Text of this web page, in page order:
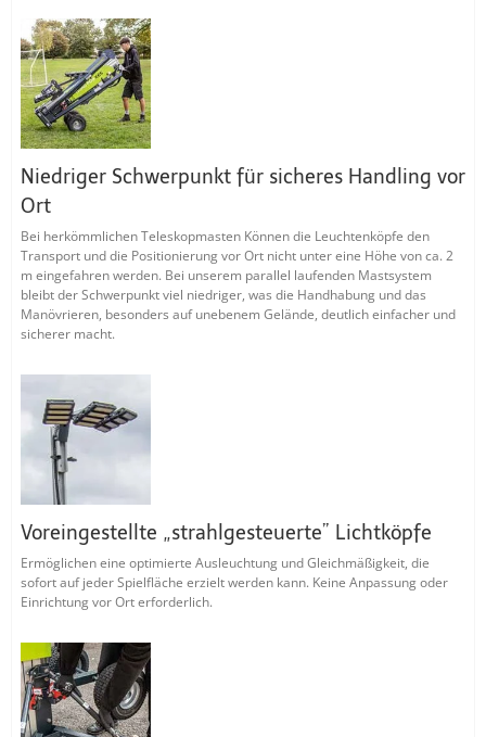
Niedriger Schwerpunkt für sicheres Handling vor
Ort
Bei herkömmlichen Teleskopmasten Können die Leuchtenköpfe den
Transport und die Positionierung vor Ort nicht unter eine Höhe von ca. 2
m eingefahren werden. Bei unserem parallel laufenden Mastsystem
bleibt der Schwerpunkt viel niedriger, was die Handhabung und das
Manövrieren, besonders auf unebenem Gelände, deutlich einfacher und
sicherer macht.
Voreingestellte „strahlgesteuerte” Lichtköpfe
Ermöglichen eine optimierte Ausleuchtung und Gleichmäßigkeit, die
sofort auf jeder Spielfläche erzielt werden kann. Keine Anpassung oder
Einrichtung vor Ort erforderlich.